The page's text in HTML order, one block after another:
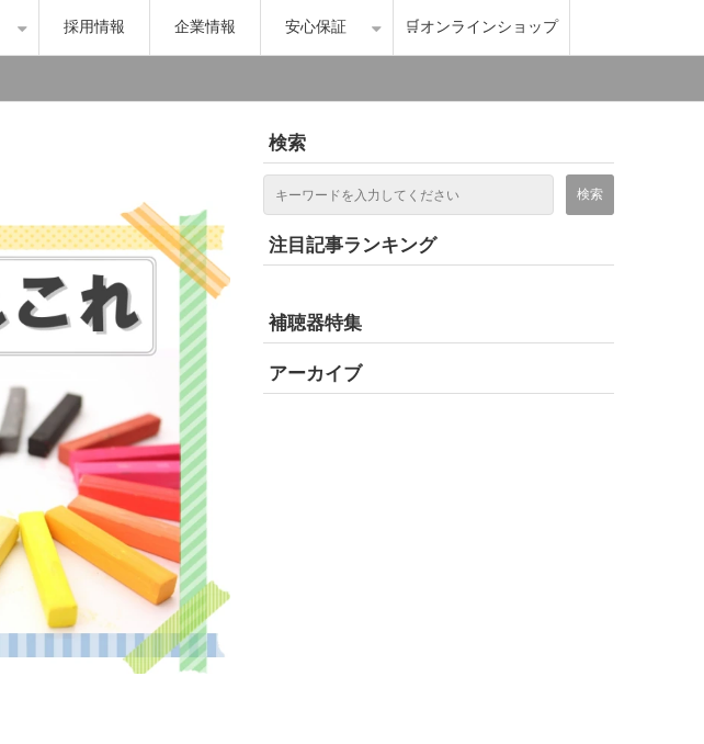
採用情報 企業情報 安心保証 🛒オンラインショップ
検索
注目記事ランキング
補聴器特集
アーカイブ